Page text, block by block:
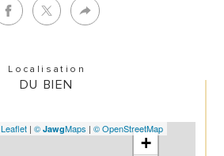
Localisation
DU BIEN
+
Leaflet | © JawgMaps | © OpenStreetMap